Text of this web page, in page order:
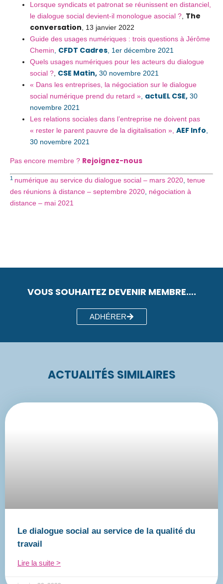
Lorsque syndicats et patronat se réunissent en distanciel,
le dialogue social devient-il monologue asocial ?, The
conversation, 13 janvier 2022
Guide des usages numériques : trois questions à Jérôme
Chemin, CFDT Cadres, 1er décembre 2021
Quels usages numériques pour les acteurs du dialogue
social ?, CSE Matin, 30 novembre 2021
« Dans les entreprises, la négociation sur le dialogue
social numérique prend du retard », actuEL CSE, 30
novembre 2021
Les relations sociales dans l’entreprise ne doivent pas
« rester le parent pauvre de la digitalisation », AEF Info,
30 novembre 2021
Pas encore membre ? Rejoignez-nous
1 numérique au service du dialogue social – mars 2020 tenue
des réunions à distance – septembre 2020 négociation à
distance – mai 2021
VOUS SOUHAITEZ DEVENIR MEMBRE….
ADHÉRER
ACTUALITÉS SIMILAIRES
Le dialogue social au service de la qualité du
travail
Lire la suite >